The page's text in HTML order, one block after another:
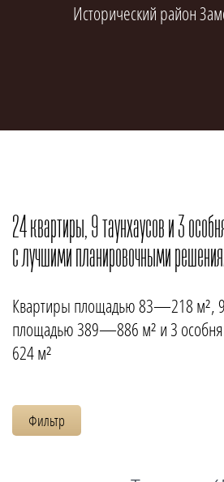
Исторический район
24 квартиры, 9 таунхаусов и 3
с лучшими планировочными
Квартиры площадью 83—218 м², 9
площадью 389—886 м² и 3
624 м²
Фильтр